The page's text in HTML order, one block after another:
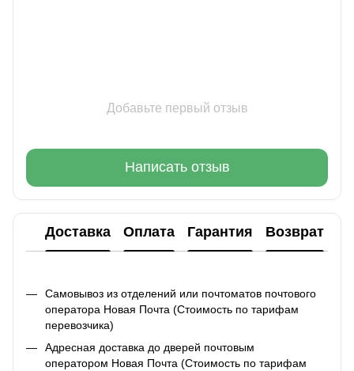
Добавьте первый отзыв
Написать отзыв
Доставка Оплата Гарантия Возврат
Самовывоз из отделений или почтоматов почтового
оператора Новая Почта (Стоимость по тарифам
перевозчика)
Адресная доставка до дверей почтовым
оператором Новая Почта (Стоимость по тарифам